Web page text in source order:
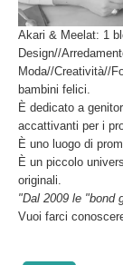
Akari & Meelat: 1
Design//
Moda//Creatività//
bambini felici.
È dedicato a
accattivanti per i
È uno luogo di
È un piccolo
originali.
"Dal 2009 le "bond
Vuoi farci